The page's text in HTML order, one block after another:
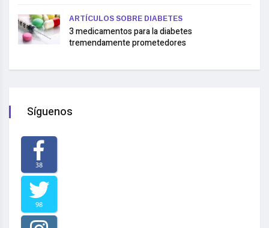
ARTÍCULOS SOBRE DIABETES
3 medicamentos para la diabetes
tremendamente prometedores
Síguenos
38
98